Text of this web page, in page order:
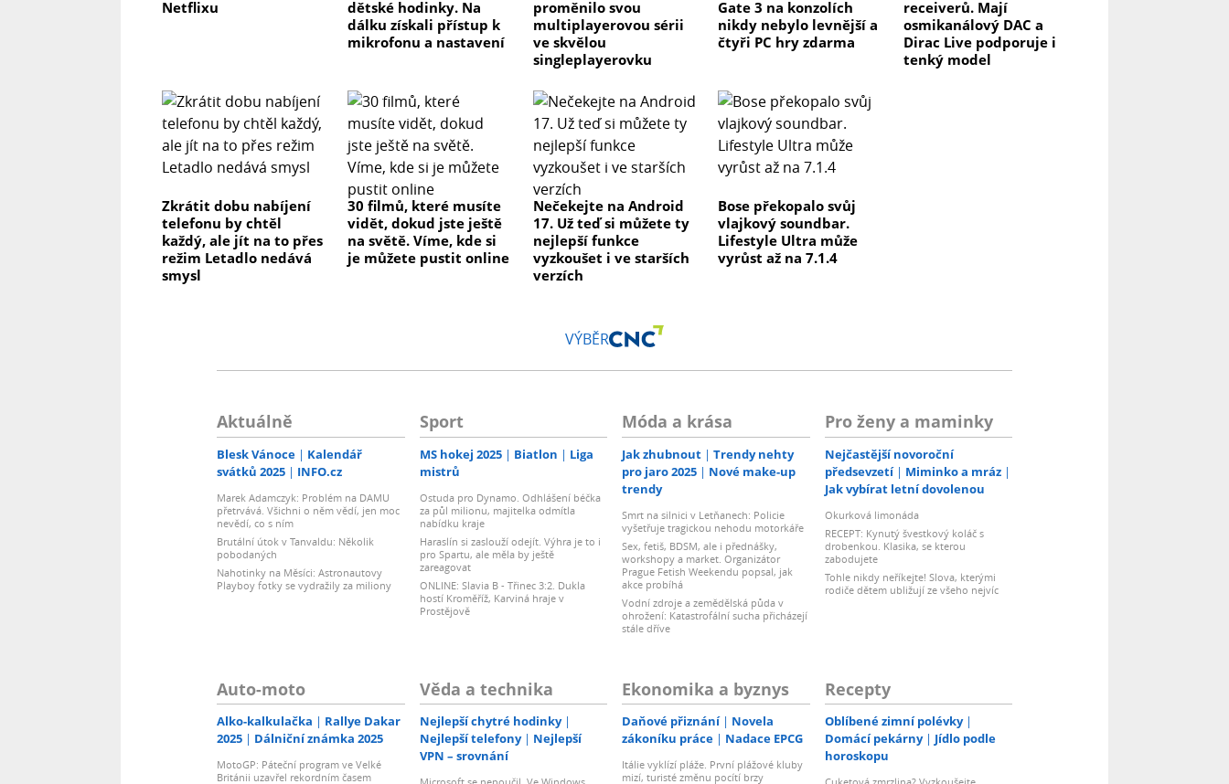
Netflixu
dětské hodinky. Na
dálku získali přístup k
mikrofonu a nastavení
proměnilo svou
multiplayerovou sérii
ve skvělou
singleplayerovku
Gate 3 na konzolích
nikdy nebylo levnější a
čtyři PC hry zdarma
receiverů. Mají
osmikanálový DAC a
Dirac Live podporuje i
tenký model
Zkrátit dobu nabíjení
telefonu by chtěl
každý, ale jít na to přes
režim Letadlo nedává
smysl
30 filmů, které musíte
vidět, dokud jste ještě
na světě. Víme, kde si
je můžete pustit online
Nečekejte na Android
17. Už teď si můžete ty
nejlepší funkce
vyzkoušet i ve starších
verzích
Bose překopalo svůj
vlajkový soundbar.
Lifestyle Ultra může
vyrůst až na 7.1.4
VÝBĚR
Aktuálně
Blesk Vánoce
Kalendář
svátků 2025
INFO.cz
Marek Adamczyk: Problém na DAMU
přetrvává. Všichni o něm vědí, jen moc
nevědí, co s ním
Brutální útok v Tanvaldu: Několik
pobodaných
Nahotinky na Měsíci: Astronautovy
Playboy fotky se vydražily za miliony
Sport
MS hokej 2025 Biatlon
Liga
mistrů
Ostuda pro Dynamo. Odhlášení béčka
za půl milionu, majitelka odmítla
nabídku kraje
Haraslín si zaslouží odejít. Výhra je to i
pro Spartu, ale měla by ještě
zareagovat
ONLINE: Slavia B - Třinec 3:2. Dukla
hostí Kroměříž, Karviná hraje v
Prostějově
Móda a krása
Jak zhubnout
Trendy nehty
pro jaro 2025
Nové make-up
trendy
Smrt na silnici v Letňanech: Policie
vyšetřuje tragickou nehodu motorkáře
Sex, fetiš, BDSM, ale i přednášky,
workshopy a market. Organizátor
Prague Fetish Weekendu popsal, jak
akce probíhá
Vodní zdroje a zemědělská půda v
ohrožení: Katastrofální sucha přicházejí
stále dříve
Pro ženy a maminky
Nejčastější novoroční
předsevzetí
Miminko a mráz
Jak vybírat letní dovolenou
Okurková limonáda
RECEPT: Kynutý švestkový koláč s
drobenkou. Klasika, se kterou
zabodujete
Tohle nikdy neříkejte! Slova, kterými
rodiče dětem ubližují ze všeho nejvíc
Auto-moto
Alko-kalkulačka
Rallye Dakar
2025
Dálniční známka 2025
MotoGP: Páteční program ve Velké
Británii uzavřel rekordním časem
Věda a technika
Nejlepší chytré hodinky
Nejlepší telefony
Nejlepší
VPN – srovnání
Ekonomika a byznys
Daňové přiznání
Novela
zákoníku práce
Nadace EPCG
Itálie vyklízí pláže. První plážové kluby
mizí, turisté změnu pocítí brzy
Recepty
Oblíbené zimní polévky
Domácí pekárny
Jídlo podle
horoskopu